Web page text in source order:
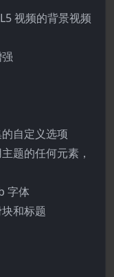
视频的背景视频
自定义选项
题的任何元素，
字体
和标题